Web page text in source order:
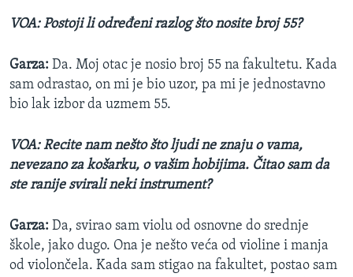
VOA: Postoji li određeni razlog što nosite broj 55?
Garza: Da. Moj otac je nosio broj 55 na fakultetu. Kada
sam odrastao, on mi je bio uzor, pa mi je jednostavno
bio lak izbor da uzmem 55.
VOA: Recite nam nešto što ljudi ne znaju o vama,
nevezano za košarku, o vašim hobijima. Čitao sam da
ste ranije svirali neki instrument?
Garza: Da, svirao sam violu od osnovne do srednje
škole, jako dugo. Ona je nešto veća od violine i manja
od violončela. Kada sam stigao na fakultet, postao sam